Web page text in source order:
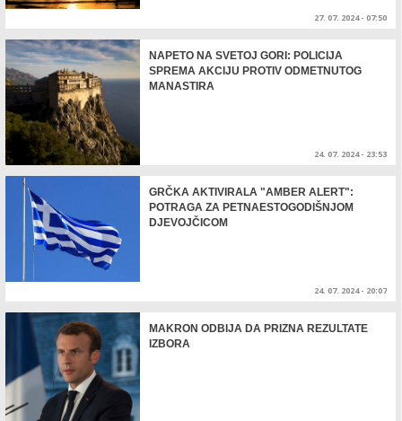
27. 07. 2024 - 07:50
NAPETO NA SVETOJ GORI: POLICIJA
SPREMA AKCIJU PROTIV ODMETNUTOG
MANASTIRA
24. 07. 2024 - 23:53
GRČKA AKTIVIRALA "AMBER ALERT":
POTRAGA ZA PETNAESTOGODIŠNJOM
DJEVOJČICOM
24. 07. 2024 - 20:07
MAKRON ODBIJA DA PRIZNA REZULTATE
IZBORA